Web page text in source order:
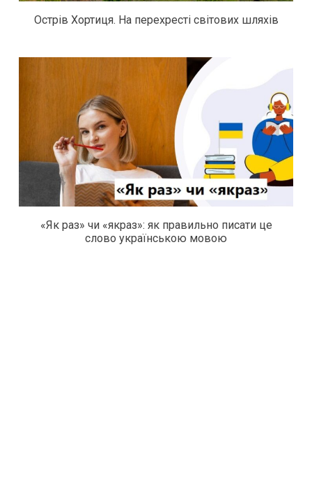
Острів Хортиця. На перехресті світових шляхів
«Як раз» чи «якраз»: як правильно писати це
слово українською мовою